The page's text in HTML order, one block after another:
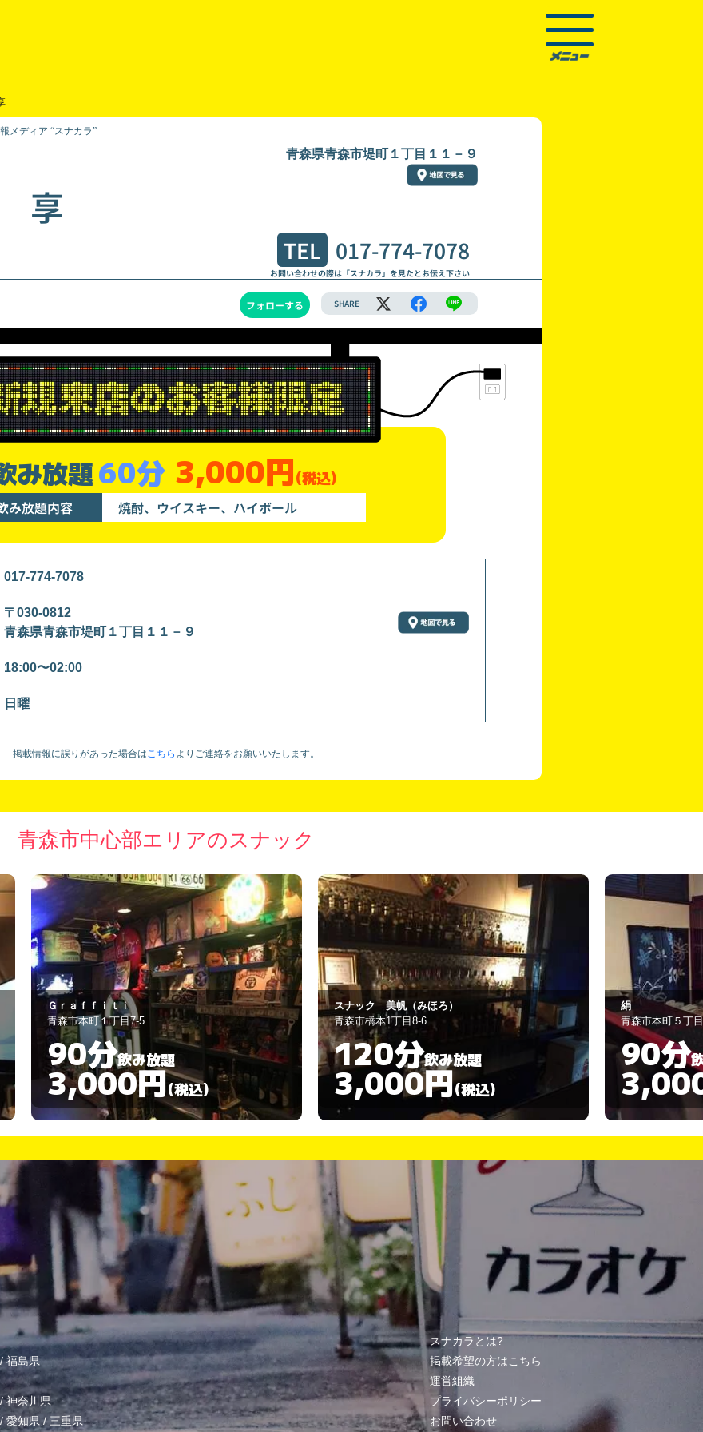
メディア “スナカラ”
青森県青森市堤町１丁目１１－９
享
TEL 017-774-7078
お問い合わせの際は「スナカラ」を見たとお伝え下さい
フォローする SHARE
み放題60分 3,000円(税込)
み放題内容 焼酎、ウイスキー、ハイボール
017-774-7078
〒030-0812
青森県青森市堤町１丁目１１－９
18:00〜02:00
日曜
掲載情報に誤りがあった場合はこちら より ご連絡をお願いいたします。
青森市中心部エリアのスナック
スナック 美帆（みほろ）
青森市橋本1丁目8-6
120分飲み放題
3,000円(税込)
絹
青森市本町５丁目４－３
90分飲み放題
3,000円(税込)
スナック ワン
青森市本町２丁
60分
福島県
神奈川県
愛知県 / 三重県
スナカラとは?
掲載希望の方はこちら
運営組織
プライバシーポリシー
お問い合わせ